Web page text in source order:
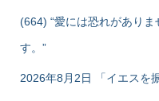
(664) “愛には恐れがあり
す。”
2026年8月2日 「イエスを